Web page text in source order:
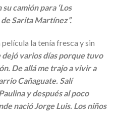
camión para ‘Los
de Sarita Martínez”.
la tenía fresca y sin
dejó varios días porque tuvo
De allá me trajo a vivir a
Cañaguate. Salí
y después al poco
nació Jorge Luis. Los niños